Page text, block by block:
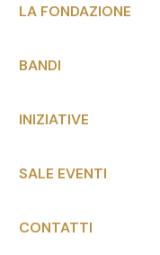
LA FONDAZIONE
BANDI
INIZIATIVE
SALE EVENTI
CONTATTI